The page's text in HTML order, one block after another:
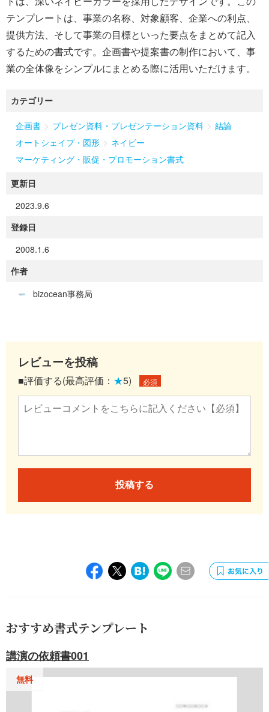
テンプレートは、事業の名称、対象顧客、企業への利点、
提供方法、そして事業の目標といった要点をまとめて記入
するための書式です。企画書や提案書の制作において、事
業の全体像をシンプルにまとめる際に活用いただけます。
カテゴリー
企画書 > プレゼン資料・プレゼンテーション資料 > 結論
オートシェイプ・図形 > ネイビー
マーケティング・販促・プロモーション書式
更新日
2023.9.6
登録日
2008.1.6
作者
bizocean事務局
レビューを投稿
■評価する(最高評価： ★5) 必須
投稿する
おすすめ書式テンプレート
講演の依頼書001
無料